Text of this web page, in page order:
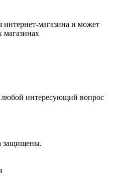
интернет-магазина и может
магазинах
интересующий вопрос
защищены.